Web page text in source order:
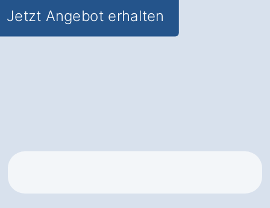
Jetzt Angebot erhalten